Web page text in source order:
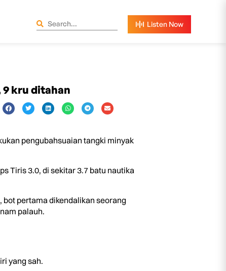
kru ditahan
pengubahsuaian tangki minyak
Tiris 3.0, di sekitar 3.7 batu nautika
pertama dikendalikan seorang
palauh.
yang sah.